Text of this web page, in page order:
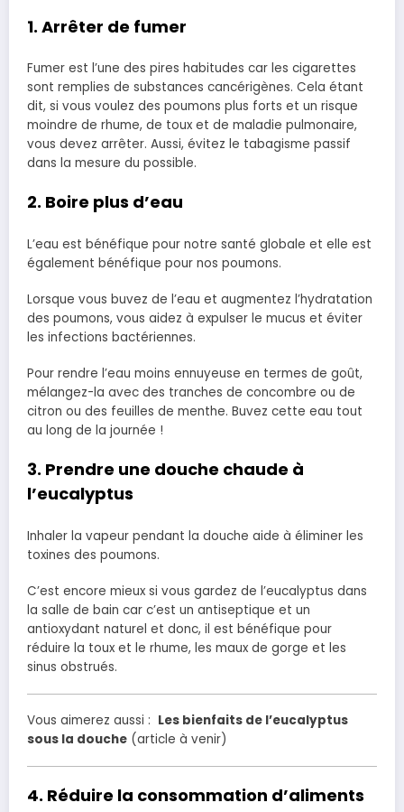
1. Arrêter de fumer
Fumer est l’une des pires habitudes car les cigarettes
sont remplies de substances cancérigènes. Cela étant
dit, si vous voulez des poumons plus forts et un risque
moindre de rhume, de toux et de maladie pulmonaire,
vous devez arrêter. Aussi, évitez le tabagisme passif
dans la mesure du possible.
2. Boire plus d’eau
L’eau est bénéfique pour notre santé globale et elle est
également bénéfique pour nos poumons.
Lorsque vous buvez de l’eau et augmentez l’hydratation
des poumons, vous aidez à expulser le mucus et éviter
les infections bactériennes.
Pour rendre l’eau moins ennuyeuse en termes de goût,
mélangez-la avec des tranches de concombre ou de
citron ou des feuilles de menthe. Buvez cette eau tout
au long de la journée !
3. Prendre une douche chaude à
l’eucalyptus
Inhaler la vapeur pendant la douche aide à éliminer les
toxines des poumons.
C’est encore mieux si vous gardez de l’eucalyptus dans
la salle de bain car c’est un antiseptique et un
antioxydant naturel et donc, il est bénéfique pour
réduire la toux et le rhume, les maux de gorge et les
sinus obstrués.
Vous aimerez aussi : Les bienfaits de l’eucalyptus
sous la douche (article à venir)
4. Réduire la consommation d’aliments